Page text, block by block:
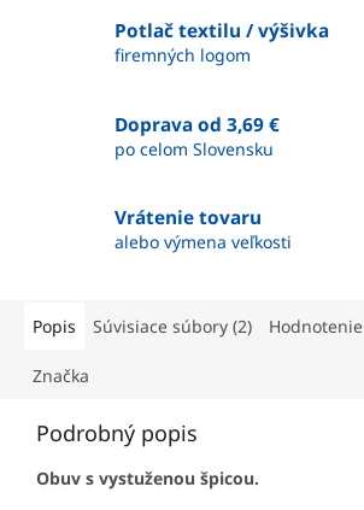
Potlač textilu / výšivka
firemných logom
Doprava od 3,69 €
po celom Slovensku
Vrátenie tovaru
alebo výmena veľkosti
Popis Súvisiace súbory (2) Hodnotenie
Značka
Podrobný popis
Obuv s vystuženou špicou.